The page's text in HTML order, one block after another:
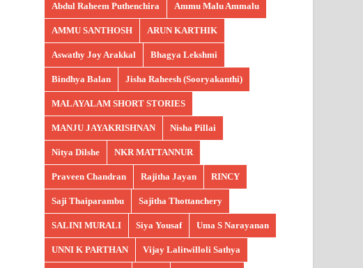
Abdul Raheem Puthenchira Ammu Malu Ammalu
AMMU SANTHOSH ARUN KARTHIK
Aswathy Joy Arakkal Bhagya Lekshmi
Bindhya Balan Jisha Raheesh (Sooryakanthi)
MALAYALAM SHORT STORIES
MANJU JAYAKRISHNAN Nisha Pillai
Nitya Dilshe NKR MATTANNUR
Praveen Chandran Rajitha Jayan RINCY
Saji Thaiparambu Sajitha Thottanchery
SALINI MURALI Siya Yousaf Uma S Narayanan
UNNI K PARTHAN Vijay Lalitwilloli Sathya